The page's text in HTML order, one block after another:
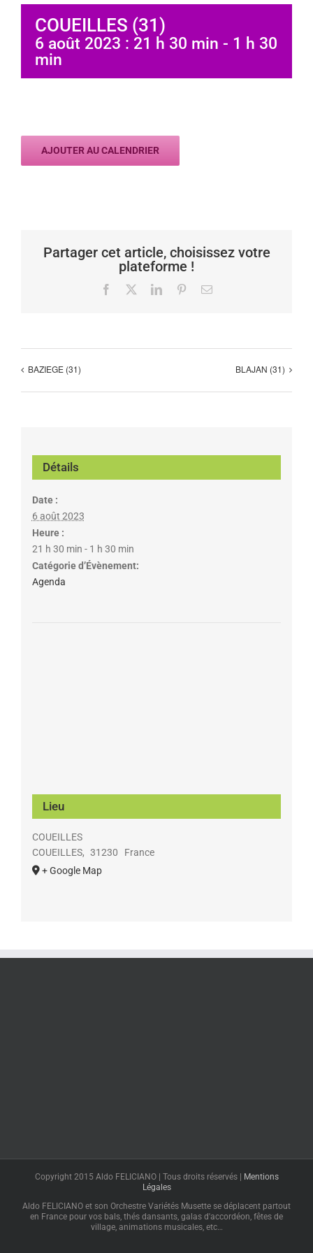
COUEILLES (31)
6 août 2023 : 21 h 30 min - 1 h 30
min
AJOUTER AU CALENDRIER
Partager cet article, choisissez votre
plateforme !
Facebook LinkedInPinterestEmail
BAZIEGE (31) BLAJAN (31)
Détails
Date :
6 août 2023
Heure :
21 h 30 min - 1 h 30 min
Catégorie d’Évènement:
Agenda
Lieu
COUEILLES
COUEILLES, 31230
France
+ Google Map
Copyright 2015 Aldo FELICIANO | Tous droits réservés |
Mentions
Légales
Aldo FELICIANO et son Orchestre Variétés Musette se déplacent partout
en France pour vos bals, thés dansants, galas d'accordéon, fêtes de
village, animations musicales, etc…